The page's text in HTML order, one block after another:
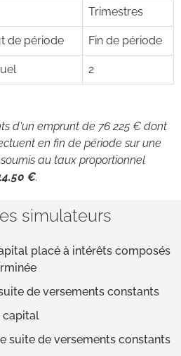
Trimestres
de période Fin de période
2
d'un emprunt de 76 225 € dont
en fin de période sur une
au taux proportionnel
€.
simulateurs
placé à intérêts composés
de versements constants
capital
suite de versements constants